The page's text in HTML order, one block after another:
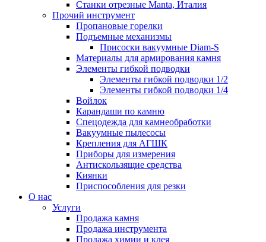
Станки отрезные Manta, Италия
Прочий инструмент
Пропановые горелки
Подъeмные механизмы
Присоски вакуумные Diam-S
Материалы для армирования камня
Элементы гибкой подводки
Элементы гибкой подводки 1/2
Элементы гибкой подводки 1/4
Войлок
Карандаши по камню
Спецодежда для камнеобработки
Вакуумные пылесосы
Крепления для АГШК
Приборы для измерения
Антискользящие средства
Киянки
Приспособления для резки
О нас
Услуги
Продажа камня
Продажа инструмента
Продажа химии и клея